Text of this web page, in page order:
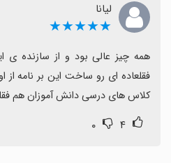
لیانا
★★★★★
کلاس های درسی دانش آموزان هم
۴ ۰